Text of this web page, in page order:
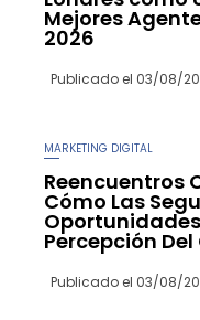
Mejores
2026
Publicado el 03/08/
MARKETING DIGITAL
Reencuentros
Cómo Las
Percepción
Publicado el 03/08/